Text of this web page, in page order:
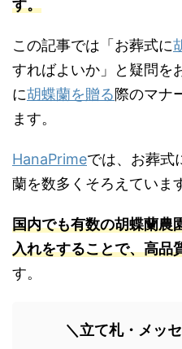
す。
この記事では「お葬式に
すればよいか」と疑問を
に胡蝶蘭を贈る際のマナ
ます。
HanaPrimeでは、お葬式
蘭を数多くそろえていま
国内でも有数の胡蝶蘭農
入れをすることで、高品
す。
＼立て札・メッ